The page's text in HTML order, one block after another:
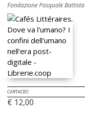
Fondazione Pasquale Battista
CARTACEO
€ 12,00